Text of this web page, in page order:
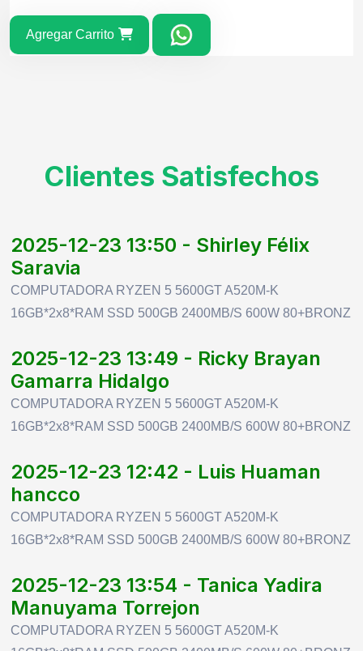
Agregar Carrito
Clientes Satisfechos
2025-12-23 13:50 - Shirley Félix
Saravia
COMPUTADORA RYZEN 5 5600GT A520M-K
16GB*2x8*RAM SSD 500GB 2400MB/S 600W 80+BRONZ
2025-12-23 13:49 - Ricky Brayan
Gamarra Hidalgo
COMPUTADORA RYZEN 5 5600GT A520M-K
16GB*2x8*RAM SSD 500GB 2400MB/S 600W 80+BRONZ
2025-12-23 12:42 - Luis Huaman
hancco
COMPUTADORA RYZEN 5 5600GT A520M-K
16GB*2x8*RAM SSD 500GB 2400MB/S 600W 80+BRONZ
2025-12-23 13:54 - Tanica Yadira
Manuyama Torrejon
COMPUTADORA RYZEN 5 5600GT A520M-K